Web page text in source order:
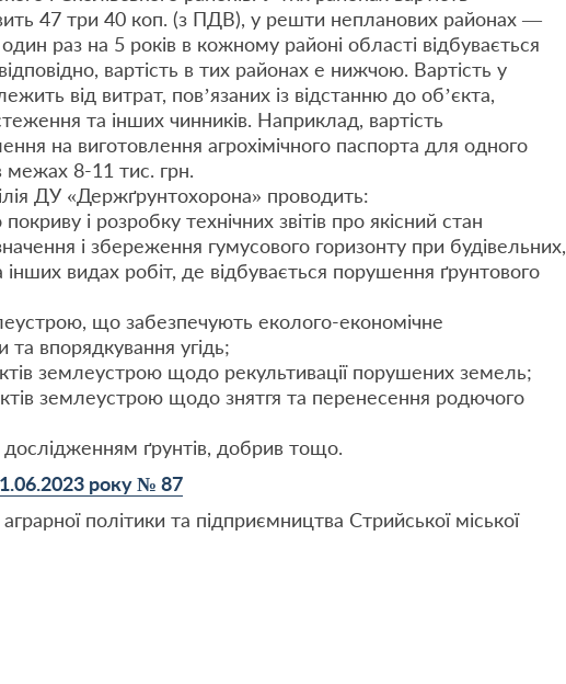
47 три 40 коп. (з ПДВ), у решти непланових районах —
раз на 5 років в кожному районі області відбувається
вартість в тих районах е нижчою. Вартість у
від витрат, пов’язаних із відстанню до об’єкта,
та інших чинників. Наприклад, вартість
на виготовлення агрохімічного паспорта для одного
межах 8-11 тис. грн.
ДУ «Держґрунтохорона» проводить:
i розробку технічних звітів про якісний стан
i збереження гумусового горизонту при будівельних,
інших видах робіт, де відбувається порушення ґрунтового
що забезпечують еколого-економічне
та впорядкування угідь;
землеустрою щодо рекультивації порушених земель;
землеустрою щодо знятгя та перенесення родючого
дослідженням ґрунтів, добрив тощо.
року № 87
політики та підприємництва Стрийської міської